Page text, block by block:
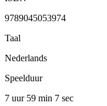
9789045053974
Taal
Nederlands
Speelduur
7 uur 59 min 7 sec